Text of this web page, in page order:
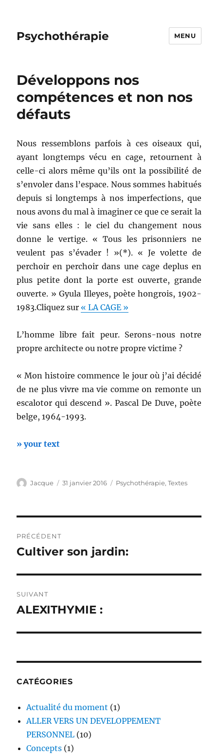
Psychothérapie MENU
Développons nos
compétences et non nos
défauts
Nous ressemblons parfois à ces oiseaux qui,
ayant longtemps vécu en cage, retournent à
celle-ci alors même qu’ils ont la possibilité de
s’envoler dans l’espace. Nous sommes habitués
depuis si longtemps à nos imperfections, que
nous avons du mal à imaginer ce que ce serait la
vie sans elles : le ciel du changement nous
donne le vertige. « Tous les prisonniers ne
veulent pas s’évader ! »(*). « Je volette de
perchoir en perchoir dans une cage deplus en
plus petite dont la porte est ouverte, grande
ouverte. » Gyula Illeyes, poète hongrois, 1902-
1983.Cliquez sur « LA CAGE »
L’homme libre fait peur. Serons-nous notre
propre architecte ou notre propre victime ?
« Mon histoire commence le jour où j’ai décidé
de ne plus vivre ma vie comme on remonte un
escalotor qui descend ». Pascal De Duve, poète
belge, 1964-1993.
» your text
Auteur
Jacque
Publié
31 janvier 2016 Catégories
Psychothérapie,Textes
de
PRÉCÉDENT
Publication
Cultiver son jardin:
SUIVANT
Publication
ALEXITHYMIE :
CATÉGORIES
Actualité du moment (1)
ALLER VERS UN DEVELOPPEMENT
PERSONNEL (10)
Concepts (1)